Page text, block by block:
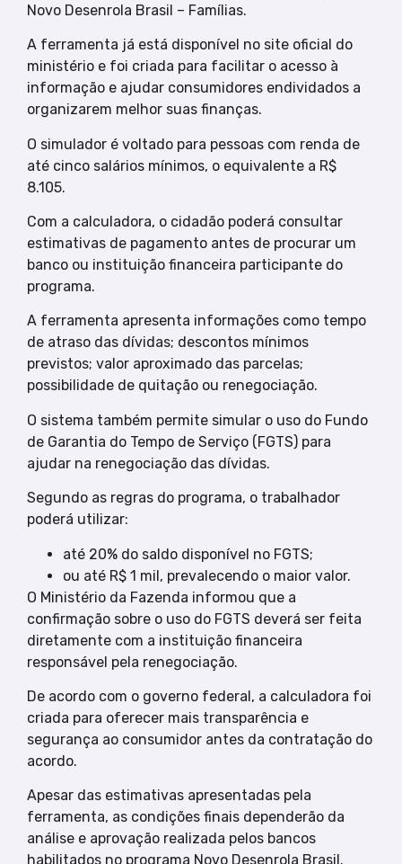
Novo Desenrola Brasil – Famílias.
A ferramenta já está disponível no site oficial do
ministério e foi criada para facilitar o acesso à
informação e ajudar consumidores endividados a
organizarem melhor suas finanças.
O simulador é voltado para pessoas com renda de
até cinco salários mínimos, o equivalente a R$
8.105.
Com a calculadora, o cidadão poderá consultar
estimativas de pagamento antes de procurar um
banco ou instituição financeira participante do
programa.
A ferramenta apresenta informações como tempo
de atraso das dívidas; descontos mínimos
previstos; valor aproximado das parcelas;
possibilidade de quitação ou renegociação.
O sistema também permite simular o uso do Fundo
de Garantia do Tempo de Serviço (FGTS) para
ajudar na renegociação das dívidas.
Segundo as regras do programa, o trabalhador
poderá utilizar:
até 20% do saldo disponível no FGTS;
ou até R$ 1 mil, prevalecendo o maior valor.
O Ministério da Fazenda informou que a
confirmação sobre o uso do FGTS deverá ser feita
diretamente com a instituição financeira
responsável pela renegociação.
De acordo com o governo federal, a calculadora foi
criada para oferecer mais transparência e
segurança ao consumidor antes da contratação do
acordo.
Apesar das estimativas apresentadas pela
ferramenta, as condições finais dependerão da
análise e aprovação realizada pelos bancos
habilitados no programa Novo Desenrola Brasil.